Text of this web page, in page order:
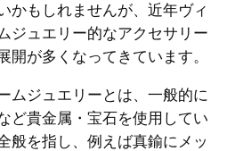
かもしれませんが、近年ヴィ
ジュエリー的なアクセサリー
開が多くなってきています。
ムジュエリーとは、一般的に
ど貴金属・宝石を使用してい
般を指し、例えば真鍮にメッ